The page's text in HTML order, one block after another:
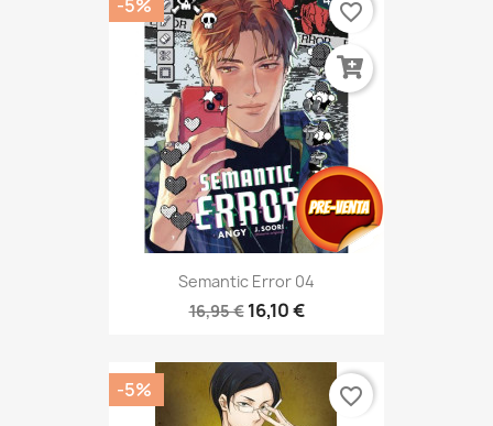
Semantic Error 04
16,95 € 16,10 €
-5% favorite_border
-5% favorite_border